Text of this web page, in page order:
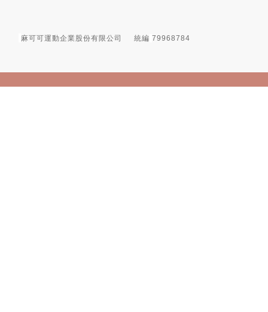
麻可可運動企業股份有限公司 統編 79968784